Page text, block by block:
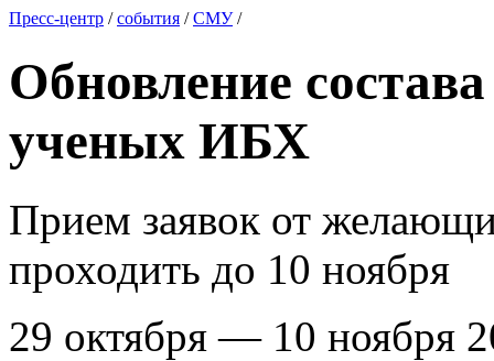
Пресс-центр /события /СМУ/
Обновление
ученых ИБХ
Прием заявок от
проходить до 10 ноября
29 октября — 10 ноября